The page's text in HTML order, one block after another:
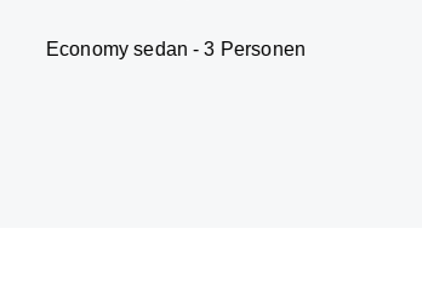
- 3 Personen